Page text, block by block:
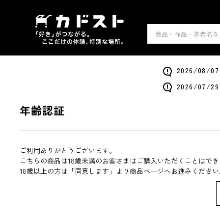
2026/08/07
2026/07/29
年齢認証
ご利用ありがとうございます。
こちらの商品は18歳未満のお客さまはご購入いただくことはで
18歳以上の方は「同意します」より商品ページへお進みくださ